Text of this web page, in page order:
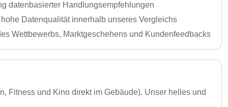
datenbasierter Handlungsempfehlungen
Datenqualität innerhalb unseres Vergleichs
Wettbewerbs, Marktgeschehens und Kundenfeedbacks
Fitness und Kino direkt im Gebäude). Unser helles und